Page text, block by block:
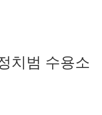
치범 수용소